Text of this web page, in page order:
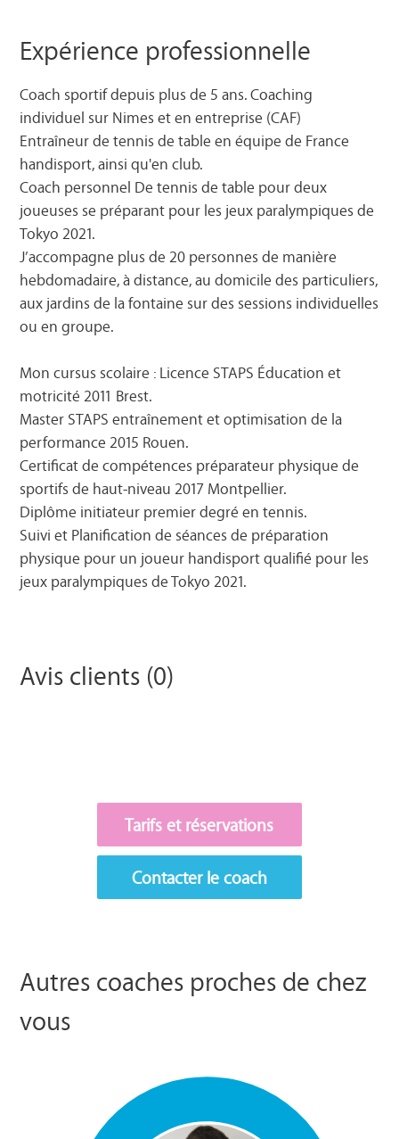
Expérience professionnelle
Coach sportif depuis plus de 5 ans. Coaching
individuel sur Nimes et en entreprise (CAF)
Entraîneur de tennis de table en équipe de France
handisport, ainsi qu'en club.
Coach personnel De tennis de table pour deux
joueuses se préparant pour les jeux paralympiques de
Tokyo 2021.
J’accompagne plus de 20 personnes de manière
hebdomadaire, à distance, au domicile des particuliers,
aux jardins de la fontaine sur des sessions individuelles
ou en groupe.
Mon cursus scolaire : Licence STAPS Éducation et
motricité 2011 Brest.
Master STAPS entraînement et optimisation de la
performance 2015 Rouen.
Certificat de compétences préparateur physique de
sportifs de haut-niveau 2017 Montpellier.
Diplôme initiateur premier degré en tennis.
Suivi et Planification de séances de préparation
physique pour un joueur handisport qualifié pour les
jeux paralympiques de Tokyo 2021.
Avis clients (0)
Tarifs et réservations
Contacter le coach
Autres coaches proches de chez
vous